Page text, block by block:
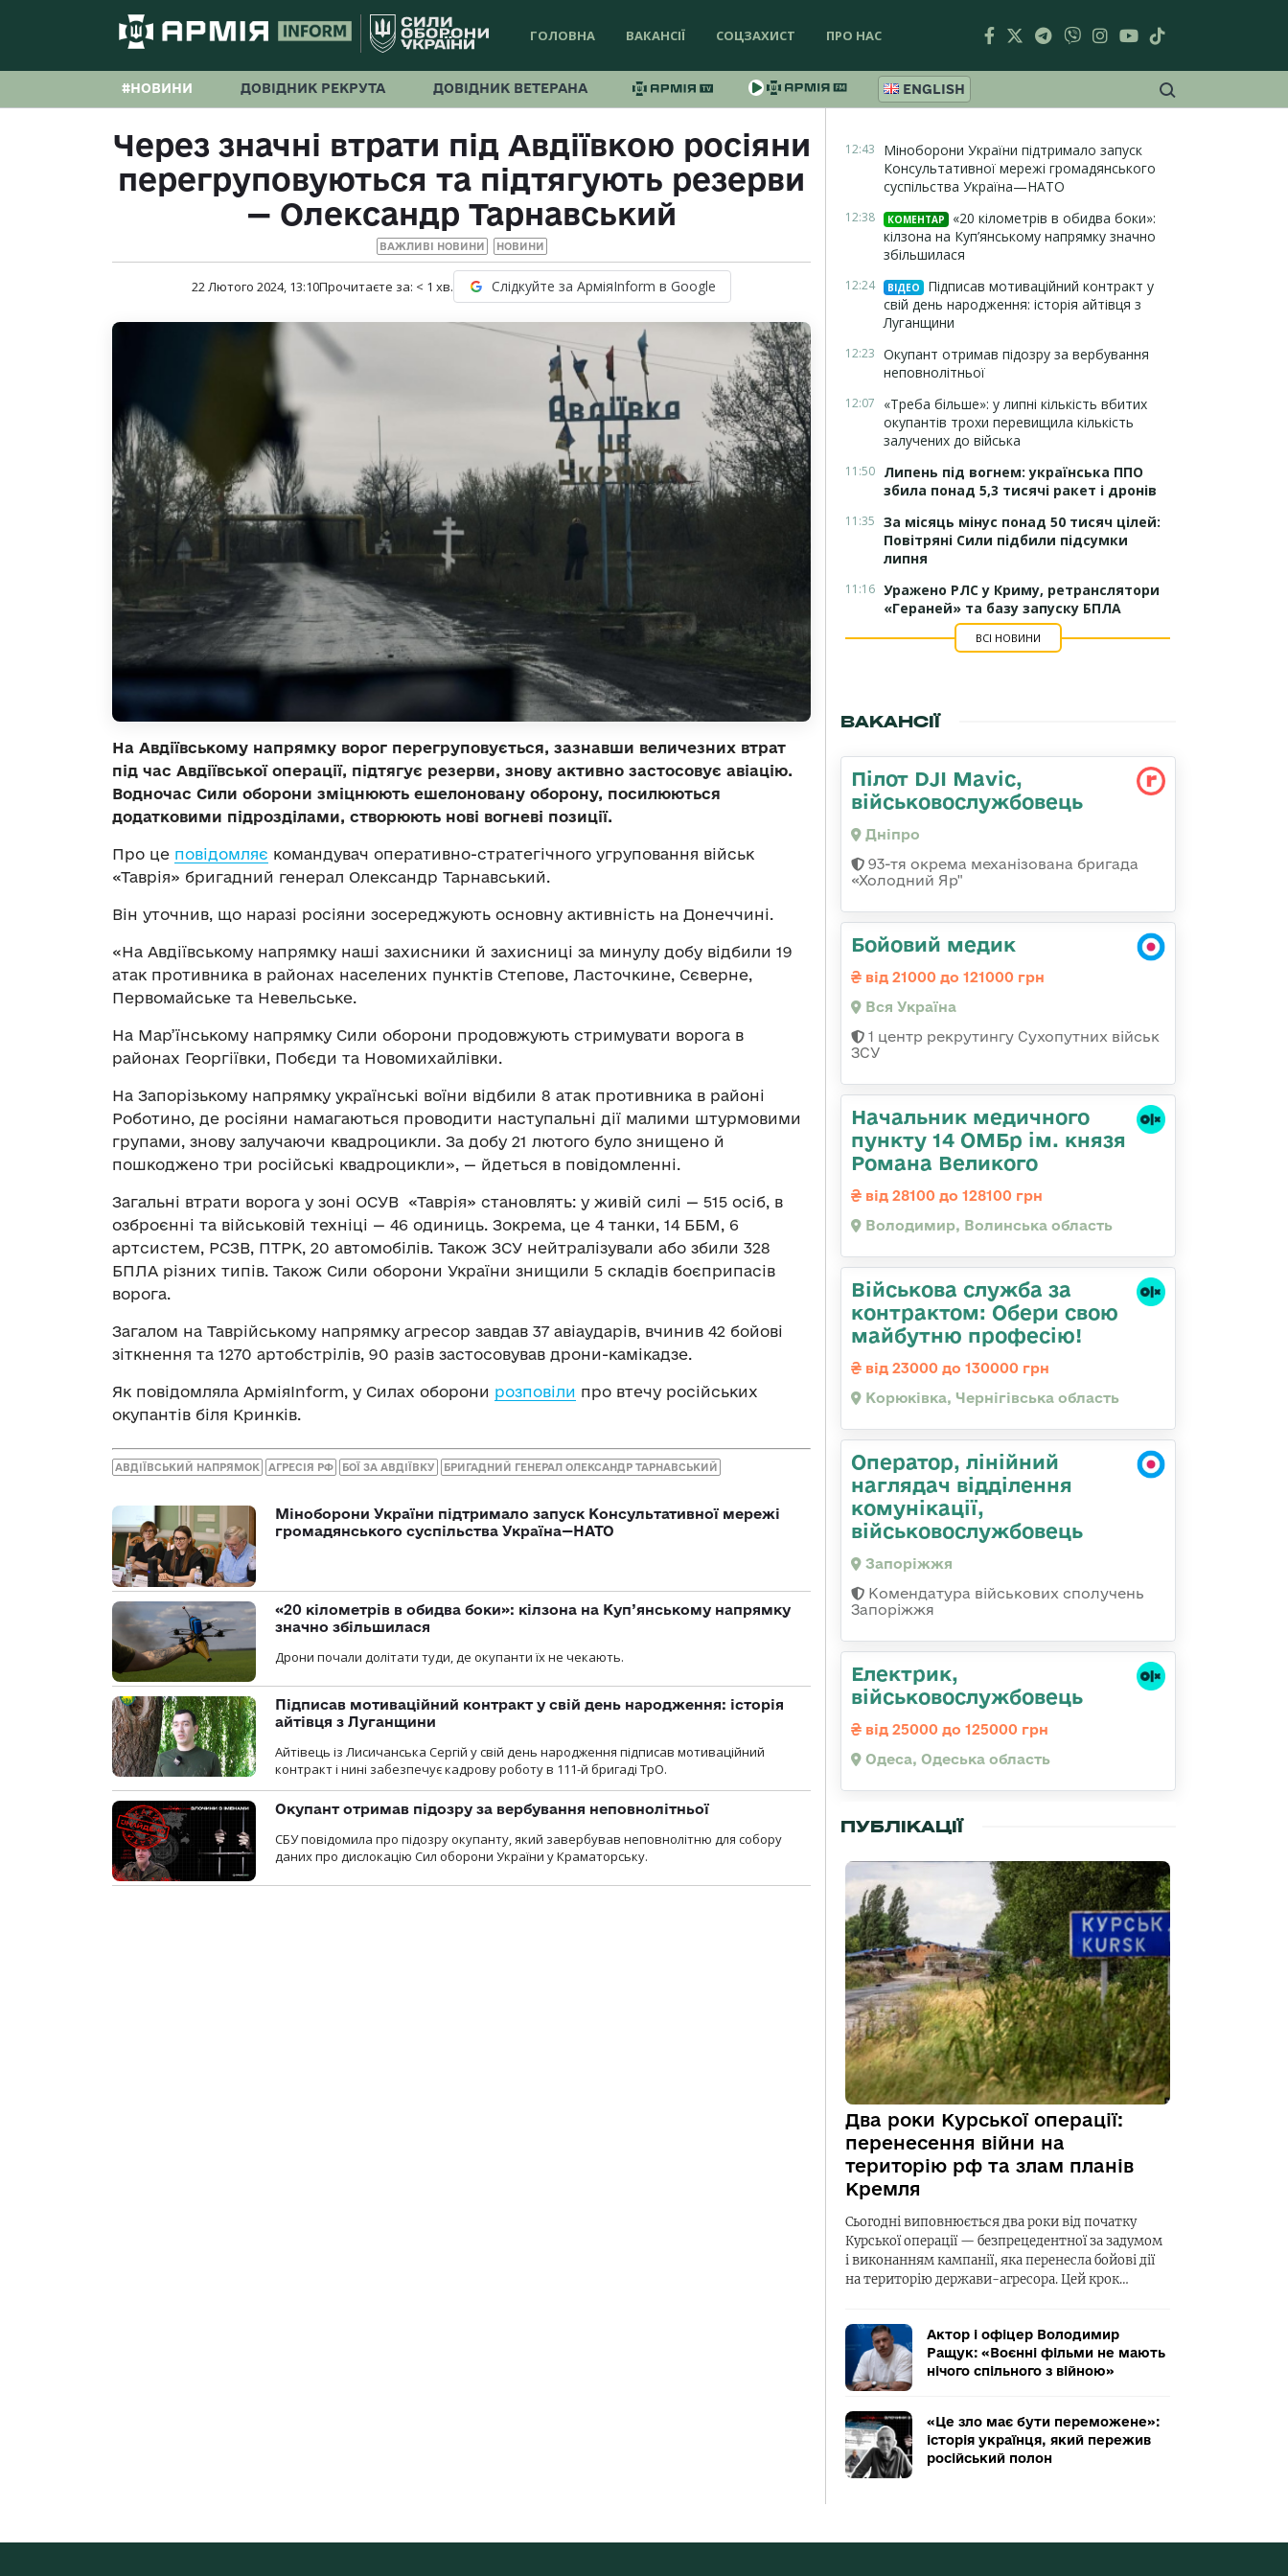
ГОЛОВНА ВАКАНСІЇ СОЦЗАХИСТ ПРО НАС
#НОВИНИ ДОВІДНИК РЕКРУТА ДОВІДНИК ВЕТЕРАНА ENGLISH
Через значні втрати під Авдіївкою росіяни
перегруповуються та підтягують резерви
— Олександр Тарнавський
ВАЖЛИВІ НОВИНИ НОВИНИ
22 Лютого 2024, 13:10Прочитаєте за: < 1 хв. Слідкуйте за АрміяInform в Google
На Авдіївському напрямку ворог перегруповується, зазнавши величезних втрат
під час Авдіївської операції, підтягує резерви, знову активно застосовує авіацію.
Водночас Сили оборони зміцнюють ешелоновану оборону, посилюються
додатковими підрозділами, створюють нові вогневі позиції.
Про це повідомляє командувач оперативно-стратегічного угруповання військ
«Таврія» бригадний генерал Олександр Тарнавський.
Він уточнив, що наразі росіяни зосереджують основну активність на Донеччині.
«На Авдіївському напрямку наші захисники й захисниці за минулу добу відбили 19
атак противника в районах населених пунктів Степове, Ласточкине, Сєверне,
Первомайське та Невельське.
На Мар’їнському напрямку Сили оборони продовжують стримувати ворога в
районах Георгіївки, Побєди та Новомихайлівки.
На Запорізькому напрямку українські воїни відбили 8 атак противника в районі
Роботино, де росіяни намагаються проводити наступальні дії малими штурмовими
групами, знову залучаючи квадроцикли. За добу 21 лютого було знищено й
пошкоджено три російські квадроцикли», — йдеться в повідомленні.
Загальні втрати ворога у зоні ОСУВ «Таврія» становлять: у живій силі — 515 осіб, в
озброєнні та військовій техніці — 46 одиниць. Зокрема, це 4 танки, 14 ББМ, 6
артсистем, РСЗВ, ПТРК, 20 автомобілів. Також ЗСУ нейтралізували або збили 328
БПЛА різних типів. Також Сили оборони України знищили 5 складів боєприпасів
ворога.
Загалом на Таврійському напрямку агресор завдав 37 авіаударів, вчинив 42 бойові
зіткнення та 1270 артобстрілів, 90 разів застосовував дрони-камікадзе.
Як повідомляла АрміяInform, у Силах оборони розповіли про втечу російських
окупантів біля Кринків.
АВДІЇВСЬКИЙ НАПРЯМОК АГРЕСІЯ РФ БОЇ ЗА АВДІЇВКУ БРИГАДНИЙ ГЕНЕРАЛ ОЛЕКСАНДР ТАРНАВСЬКИЙ
Міноборони України підтримало запуск Консультативної мережі
громадянського суспільства Україна—НАТО
«20 кілометрів в обидва боки»: кілзона на Куп’янському напрямку
значно збільшилася
Дрони почали долітати туди, де окупанти їх не чекають.
Підписав мотиваційний контракт у свій день народження: історія
айтівця з Луганщини
Айтівець із Лисичанська Сергій у свій день народження підписав мотиваційний
контракт і нині забезпечує кадрову роботу в 111-й бригаді ТрО.
Окупант отримав підозру за вербування неповнолітньої
СБУ повідомила про підозру окупанту, який завербував неповнолітню для собору
даних про дислокацію Сил оборони України у Краматорську.
12:43
Міноборони України підтримало запуск
Консультативної мережі громадянського
суспільства Україна—НАТО
12:38 КОМЕНТАР
«20 кілометрів в обидва боки»:
кілзона на Куп’янському напрямку значно
збільшилася
12:24 ВІДЕО
Підписав мотиваційний контракт у
свій день народження: історія айтівця з
Луганщини
12:23 Окупант отримав підозру за вербування
неповнолітньої
12:07
«Треба більше»: у липні кількість вбитих
окупантів трохи перевищила кількість
залучених до війська
11:50 Липень під вогнем: українська ППО
збила понад 5,3 тисячі ракет і дронів
11:35 За місяць мінус понад 50 тисяч цілей:
Повітряні Сили підбили підсумки
липня
11:16 Уражено РЛС у Криму, ретранслятори
«Гераней» та базу запуску БПЛА
ВСІ НОВИНИ
ВАКАНСІЇ
Пілот DJI Mavic,
військовослужбовець
Дніпро
93-тя окрема механізована бригада
«Холодний Яр"
Бойовий медик
від 21000 до 121000 грн
Вся Україна
1 центр рекрутингу Сухопутних військ
ЗСУ
Начальник медичного
пункту 14 ОМБр ім. князя
Романа Великого
від 28100 до 128100 грн
Володимир, Волинська область
Військова служба за
контрактом: Обери свою
майбутню професію!
від 23000 до 130000 грн
Корюківка, Чернігівська область
Оператор, лінійний
наглядач відділення
комунікації,
військовослужбовець
Запоріжжя
Комендатура військових сполучень
Запоріжжя
Електрик,
військовослужбовець
від 25000 до 125000 грн
Одеса, Одеська область
ПУБЛІКАЦІЇ
Два роки Курської операції:
перенесення війни на
територію рф та злам планів
Кремля
Сьогодні виповнюється два роки від початку
Курської операції — безпрецедентної за задумом
і виконанням кампанії, яка перенесла бойові дії
на територію держави-агресора. Цей крок…
Актор і офіцер Володимир
Ращук: «Воєнні фільми не мають
нічого спільного з війною»
«Це зло має бути переможене»:
історія українця, який пережив
російський полон